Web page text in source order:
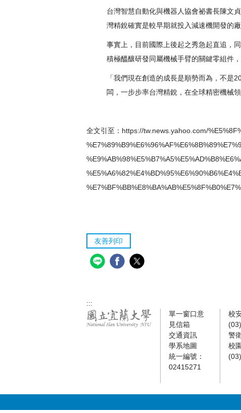
台灣智慧自動化與機器人協會祕書長陳文
灣精銳確實是較早期就投入減速機開發的
事實上，目前國際上後起之秀急起直追，
積極醞釀研發同屬機械手臂的關鍵零組件
「我們現在創造的成長是順勢而為，不
闆，一步步率台灣精銳，在全球精密機械
全文引至： https://tw.news.yahoo.com/
友善列印
:::
單一窗口意
見信箱
交通資訊
學系地圖
統一編號：
02415271
校
警
校